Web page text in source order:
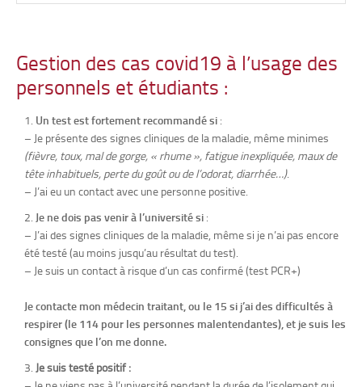
Gestion des cas covid19 à l’usage des
personnels et étudiants :
Un test est fortement recommandé si :
– Je présente des signes cliniques de la maladie, même minimes
(fièvre, toux, mal de gorge, « rhume », fatigue inexpliquée, maux de
tête inhabituels, perte du goût ou de l’odorat, diarrhée…).
– J’ai eu un contact avec une personne positive.
Je ne dois pas venir à l’université si :
– J’ai des signes cliniques de la maladie, même si je n’ai pas encore
été testé (au moins jusqu’au résultat du test).
– Je suis un contact à risque d’un cas confirmé (test PCR+)
Je contacte mon médecin traitant, ou le 15 si j’ai des difficultés à
respirer (le 114 pour les personnes malentendantes), et je suis les
consignes que l’on me donne.
Je suis testé positif :